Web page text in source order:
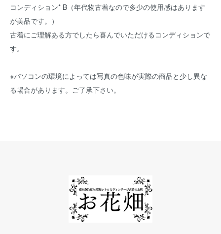
コンディション* B（年代物古着なので多少の使用感はあります
が美品です。）
古着にご理解ある方でしたら喜んでいただけるコンディションで
す。
※パソコンの環境によっては写真の色味が実際の商品と少し異な
る場合があります。ご了承下さい。